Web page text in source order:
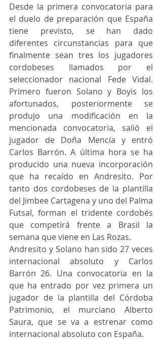
Desde la primera convocatoria para
el duelo de preparación que España
tiene previsto, se han dado
diferentes circunstancias para que
finalmente sean tres los jugadores
cordobeses llamados por el
seleccionador nacional Fede Vidal.
Primero fueron Solano y Boyis los
afortunados, posteriormente se
produjo una modificación en la
mencionada convocatoria, salió el
jugador de Doña Mencía y entró
Carlos Barrón. A última hora se ha
producido una nueva incorporación
que ha recaído en Andresito. Por
tanto dos cordobeses de la plantilla
del Jimbee Cartagena y uno del Palma
Futsal, forman el tridente cordobés
que competirá frente a Brasil la
semana que viene en Las Rozas.
Andresito y Solano han sido 27 veces
internacional absoluto y Carlos
Barrón 26. Una convocatoria en la
que ha entrado por vez primera un
jugador de la plantilla del Córdoba
Patrimonio, el murciano Alberto
Saura, que se va a estrenar como
internacional absoluto con España.